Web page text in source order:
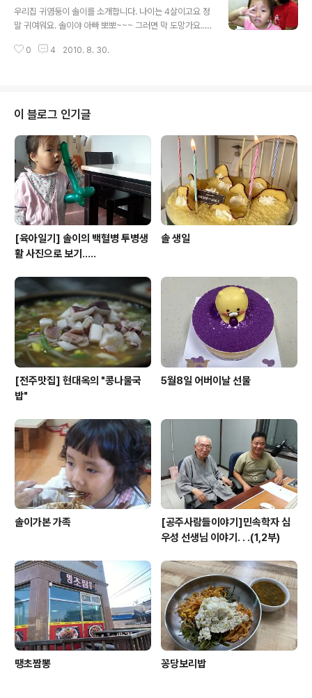
우리집 귀염둥이 솔이를 소개합니다. 나이는 4살이고요 정
말 귀여워요. 솔이야 아빠 뽀뽀~~~ 그러면 막 도망가요.....
집 귀염둥이 입니다.
0 4 2010. 8. 30.
이 블로그 인기글
[육아일기] 솔이의 백혈병 투병생
활 사진으로 보기.....
솔 생일
[전주맛집] 현대옥의 "콩나물국
밥"
5월8일 어버이날 선물
솔이가본 가족
[공주사람들이야기]민속학자 심
우성 선생님 이야기. . .(1,2부)
땡초짬뽕 꽁당보리밥